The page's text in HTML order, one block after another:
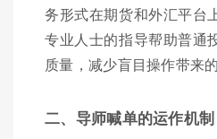
务形式在期货和外汇平台
专业人士的指导帮助普通
质量，减少盲目操作带来
二、导师喊单的运作机制